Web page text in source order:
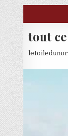
Skip to content
tout